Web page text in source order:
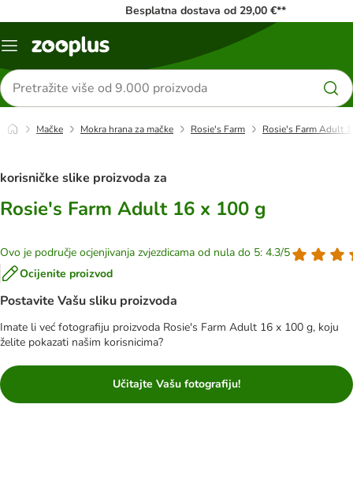
Besplatna dostava od 29,00 €**
Izbornik
Traži
proizvode
Mačke Mokra hrana za mačke Rosie's Farm Rosie's Farm Adult
korisničke slike proizvoda za
Rosie's Farm Adult 16 x 100 g
Ovo je područje ocjenjivanja zvjezdicama od nula do 5: 4.3/5
Ocijenite proizvod
Postavite Vašu sliku proizvoda
Imate li već fotografiju proizvoda Rosie's Farm Adult 16 x 100 g, koju
želite pokazati našim korisnicima?
Učitajte Vašu fotografiju!